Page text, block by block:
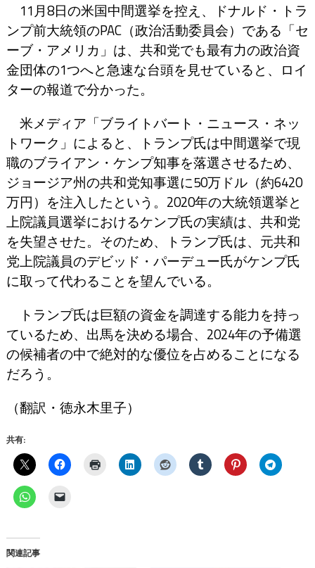
11月8日の米国中間選挙を控え、ドナルド・トラ
ンプ前大統領のPAC（政治活動委員会）である「セ
ーブ・アメリカ」は、共和党でも最有力の政治資
金団体の1つへと急速な台頭を見せていると、ロイ
ターの報道で分かった。
米メディア「ブライトバート・ニュース・ネッ
トワーク」によると、トランプ氏は中間選挙で現
職のブライアン・ケンプ知事を落選させるため、
ジョージア州の共和党知事選に50万ドル（約6420
万円）を注入したという。2020年の大統領選挙と
上院議員選挙におけるケンプ氏の実績は、共和党
を失望させた。そのため、トランプ氏は、元共和
党上院議員のデビッド・パーデュー氏がケンプ氏
に取って代わることを望んでいる。
トランプ氏は巨額の資金を調達する能力を持っ
ているため、出馬を決める場合、2024年の予備選
の候補者の中で絶対的な優位を占めることになる
だろう。
（翻訳・徳永木里子）
共有:
関連記事